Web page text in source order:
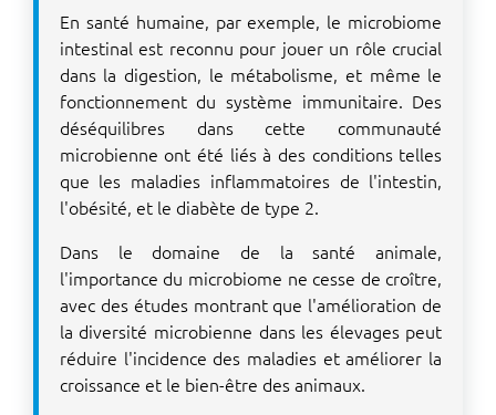
En santé humaine, par exemple, le microbiome
intestinal est reconnu pour jouer un rôle crucial
dans la digestion, le métabolisme, et même le
fonctionnement du système immunitaire. Des
déséquilibres dans cette communauté
microbienne ont été liés à des conditions telles
que les maladies inflammatoires de l'intestin,
l'obésité, et le diabète de type 2.
Dans le domaine de la santé animale,
l'importance du microbiome ne cesse de croître,
avec des études montrant que l'amélioration de
la diversité microbienne dans les élevages peut
réduire l'incidence des maladies et améliorer la
croissance et le bien-être des animaux.